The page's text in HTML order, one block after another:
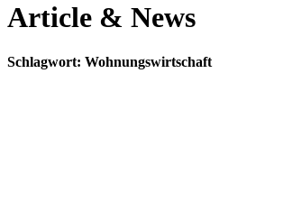
Article & News
Schlagwort: Wohnungswirtschaft